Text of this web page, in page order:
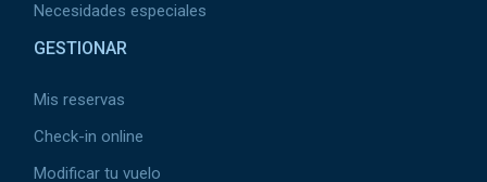
Necesidades especiales
GESTIONAR
Mis reservas
Check-in online
Modificar tu vuelo